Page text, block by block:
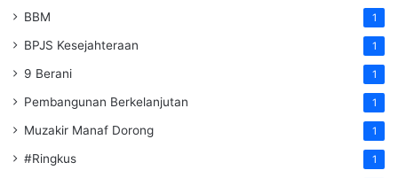
BBM 1
BPJS Kesejahteraan 1
9 Berani 1
Pembangunan Berkelanjutan 1
Muzakir Manaf Dorong 1
#Ringkus 1